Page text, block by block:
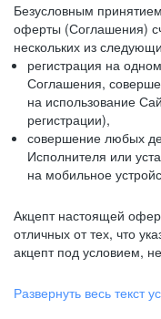
Безусловным
оферты (Соглашения)
нескольких из
регистрация на
Соглашения,
на использование
регистрации),
совершение любых
Исполнителя или
на мобильное
Акцепт настоящей
отличных от тех, что
акцепт под условием,
Развернуть весь текст